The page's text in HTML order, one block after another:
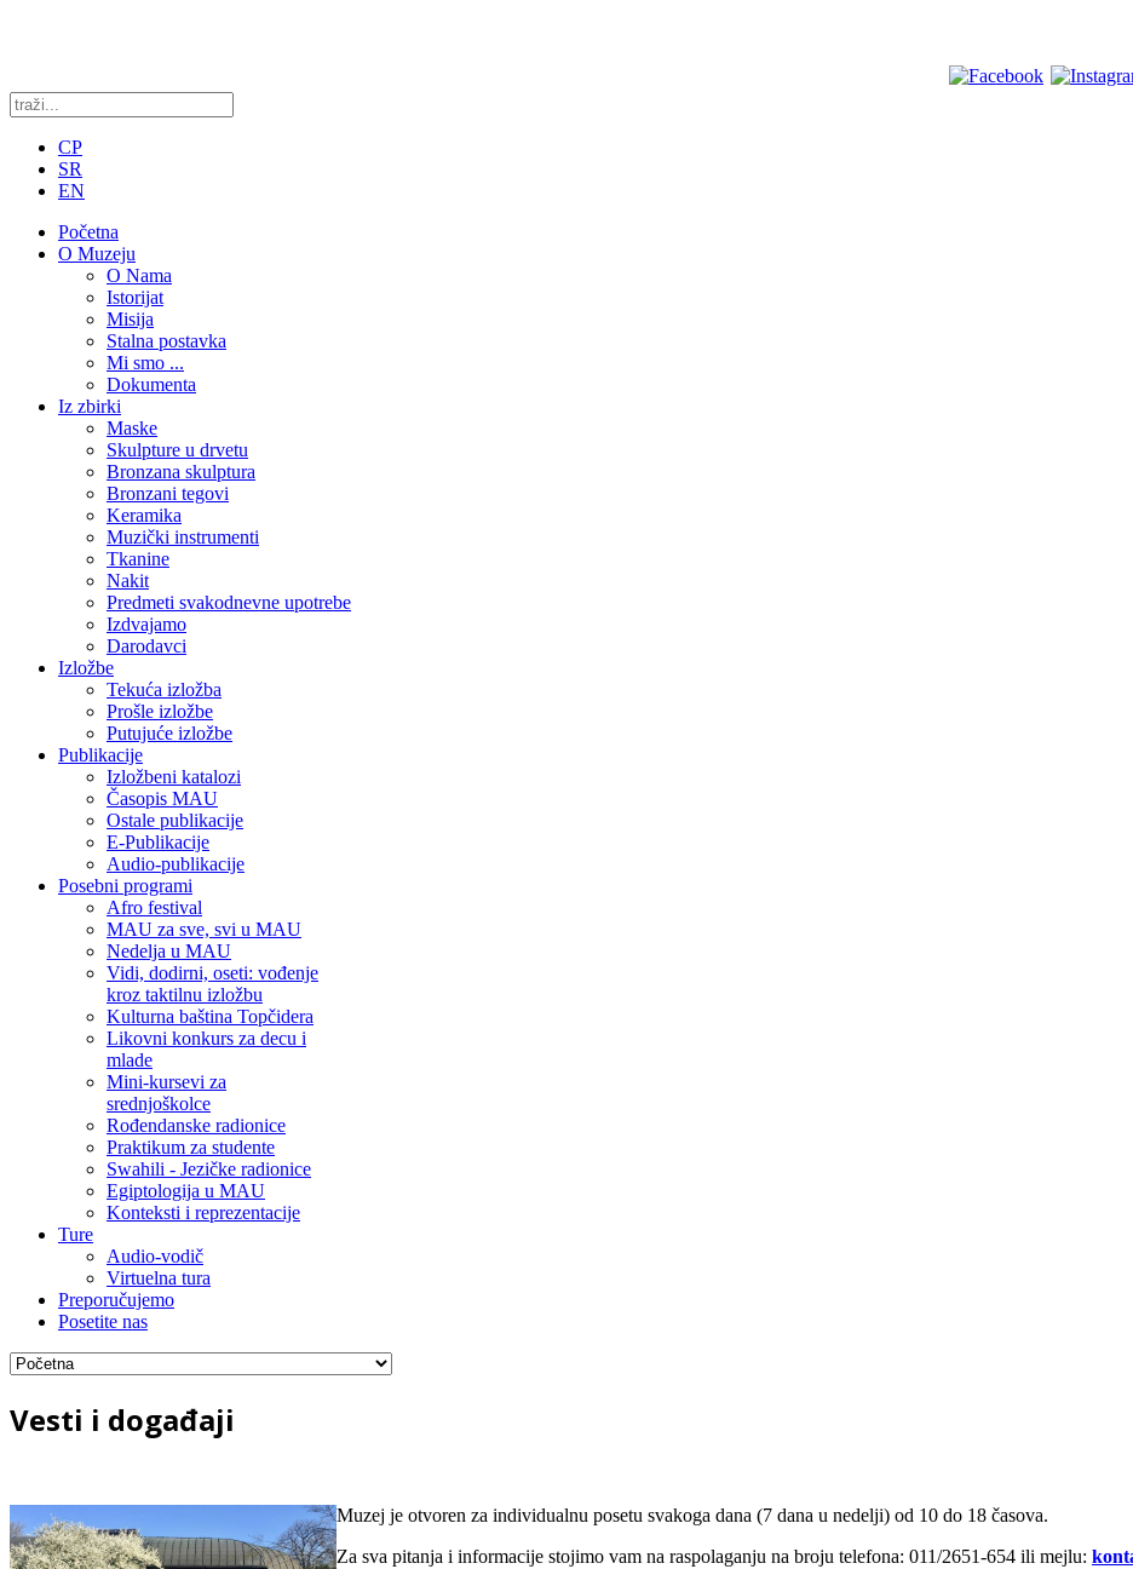
CP
SR
EN
Početna
O Muzeju
O Nama
Istorijat
Misija
Stalna postavka
Mi smo ...
Dokumenta
Iz zbirki
Maske
Skulpture u drvetu
Bronzana skulptura
Bronzani tegovi
Keramika
Muzički instrumenti
Tkanine
Nakit
Predmeti svakodnevne upotrebe
Izdvajamo
Darodavci
Izložbe
Tekuća izložba
Prošle izložbe
Putujuće izložbe
Publikacije
Izložbeni katalozi
Časopis MAU
Ostale publikacije
E-Publikacije
Audio-publikacije
Posebni programi
Afro festival
MAU za sve, svi u MAU
Nedelja u MAU
Vidi, dodirni, oseti: vođenje
kroz taktilnu izložbu
Kulturna baština Topčidera
Likovni konkurs za decu i
mlade
Mini-kursevi za
srednjoškolce
Rođendanske radionice
Praktikum za studente
Swahili - Jezičke radionice
Egiptologija u MAU
Konteksti i reprezentacije
Ture
Audio-vodič
Virtuelna tura
Preporučujemo
Posetite nas
Vesti i događaji
Muzej je otvoren za individualnu posetu svakoga dana (7 dana u nedelji) od 10 do 18 časova.
Za sva pitanja i informacije stojimo vam na raspolaganju na broju telefona: 011/2651-654 ili mejlu: